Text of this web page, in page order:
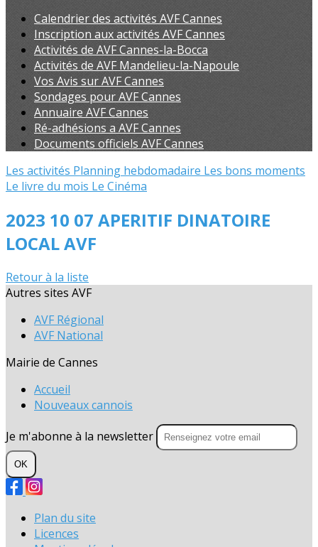
Calendrier des activités AVF Cannes
Inscription aux activités AVF Cannes
Activités de AVF Cannes-la-Bocca
Activités de AVF Mandelieu-la-Napoule
Vos Avis sur AVF Cannes
Sondages pour AVF Cannes
Annuaire AVF Cannes
Ré-adhésions a AVF Cannes
Documents officiels AVF Cannes
Les activités Planning hebdomadaire Les bons moments
Le livre du mois Le Cinéma
2023 10 07 APERITIF DINATOIRE
LOCAL AVF
Retour à la liste
Autres sites AVF
AVF Régional
AVF National
Mairie de Cannes
Accueil
Nouveaux cannois
Je m'abonne à la newsletter
OK
Plan du site
Licences